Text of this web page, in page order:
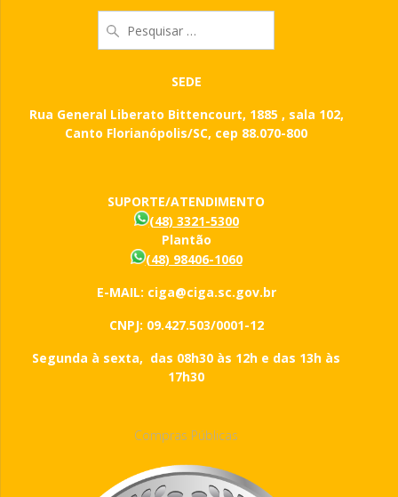
por:
SEDE
Rua General Liberato Bittencourt, 1885 , sala 102,
Canto Florianópolis/SC, cep 88.070-800
SUPORTE/ATENDIMENTO
(48) 3321-5300
Plantão
(48) 98406-1060
E-MAIL: ciga@ciga.sc.gov.br
CNPJ: 09.427.503/0001-12
Segunda à sexta, das 08h30 às 12h e das 13h às
17h30
Compras Públicas